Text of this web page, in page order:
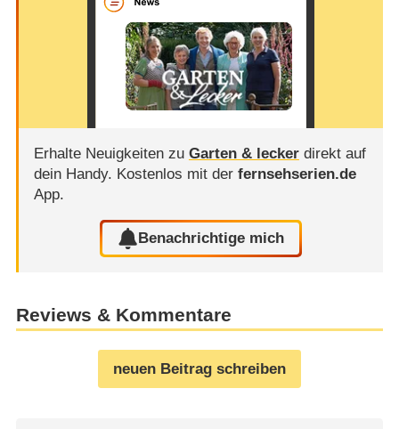
Erhalte Neuigkeiten zu Garten & leckerdirekt auf
dein Handy. Kostenlos mit der fernsehserien.de
App.
Benachrichtige mich
Reviews & Kommentare
neuen Beitrag schreiben